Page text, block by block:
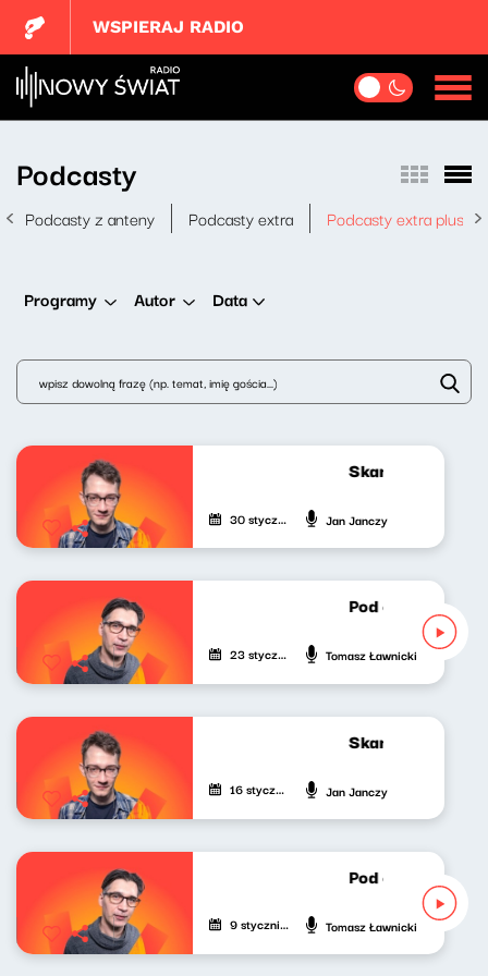
WSPIERAJ RADIO
Podcasty
Podcasty z anteny Podcasty extra Podcasty extra plus
Programy Autor Data
Skandynawskim
30 stycznia 2026 Jan Janczy
Pod czeskim
23 stycznia 2026 Tomasz Ławnicki
Skandynawskim
16 stycznia 2026 Jan Janczy
Pod czeskim
9 stycznia 2026 Tomasz Ławnicki